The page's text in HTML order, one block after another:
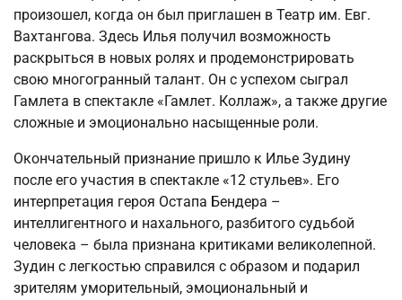
произошел, когда он был приглашен в Театр им. Евг.
Вахтангова. Здесь Илья получил возможность
раскрыться в новых ролях и продемонстрировать
свою многогранный талант. Он с успехом сыграл
Гамлета в спектакле «Гамлет. Коллаж», а также другие
сложные и эмоционально насыщенные роли.
Окончательный признание пришло к Илье Зудину
после его участия в спектакле «12 стульев». Его
интерпретация героя Остапа Бендера –
интеллигентного и нахального, разбитого судьбой
человека – была признана критиками великолепной.
Зудин с легкостью справился с образом и подарил
зрителям уморительный, эмоциональный и